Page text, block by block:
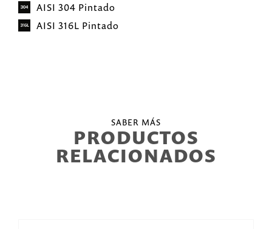
AISI 304 Pintado
AISI 316L Pintado
SABER MÁS
PRODUCTOS
RELACIONADOS